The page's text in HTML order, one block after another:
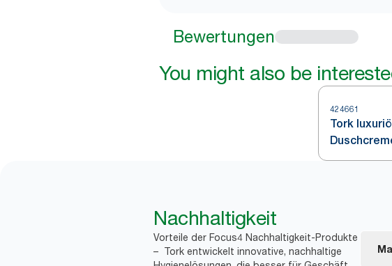
Bewertungen
You might also be
424661
Tork
Nachhaltigkeit
Vorteile der Focus4 Nachhaltigkeit-Produkte
– Tork entwickelt innovative, nachhaltige